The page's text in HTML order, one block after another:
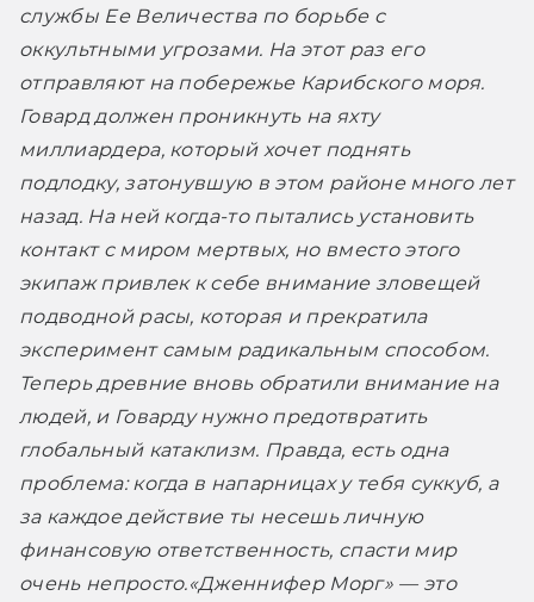
службы Ее Величества по борьбе с
оккультными угрозами. На этот раз его
отправляют на побережье Карибского моря.
Говард должен проникнуть на яхту
миллиардера, который хочет поднять
подлодку, затонувшую в этом районе много лет
назад. На ней когда-то пытались установить
контакт с миром мертвых, но вместо этого
экипаж привлек к себе внимание зловещей
подводной расы, которая и прекратила
эксперимент самым радикальным способом.
Теперь древние вновь обратили внимание на
людей, и Говарду нужно предотвратить
глобальный катаклизм. Правда, есть одна
проблема: когда в напарницах у тебя суккуб, а
за каждое действие ты несешь личную
финансовую ответственность, спасти мир
очень непросто.«Дженнифер Морг» — это